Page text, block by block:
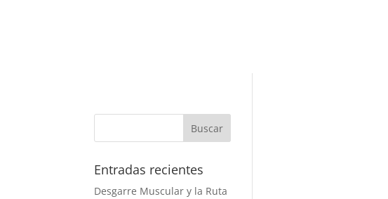
Entradas recientes
Desgarre Muscular y la Ruta